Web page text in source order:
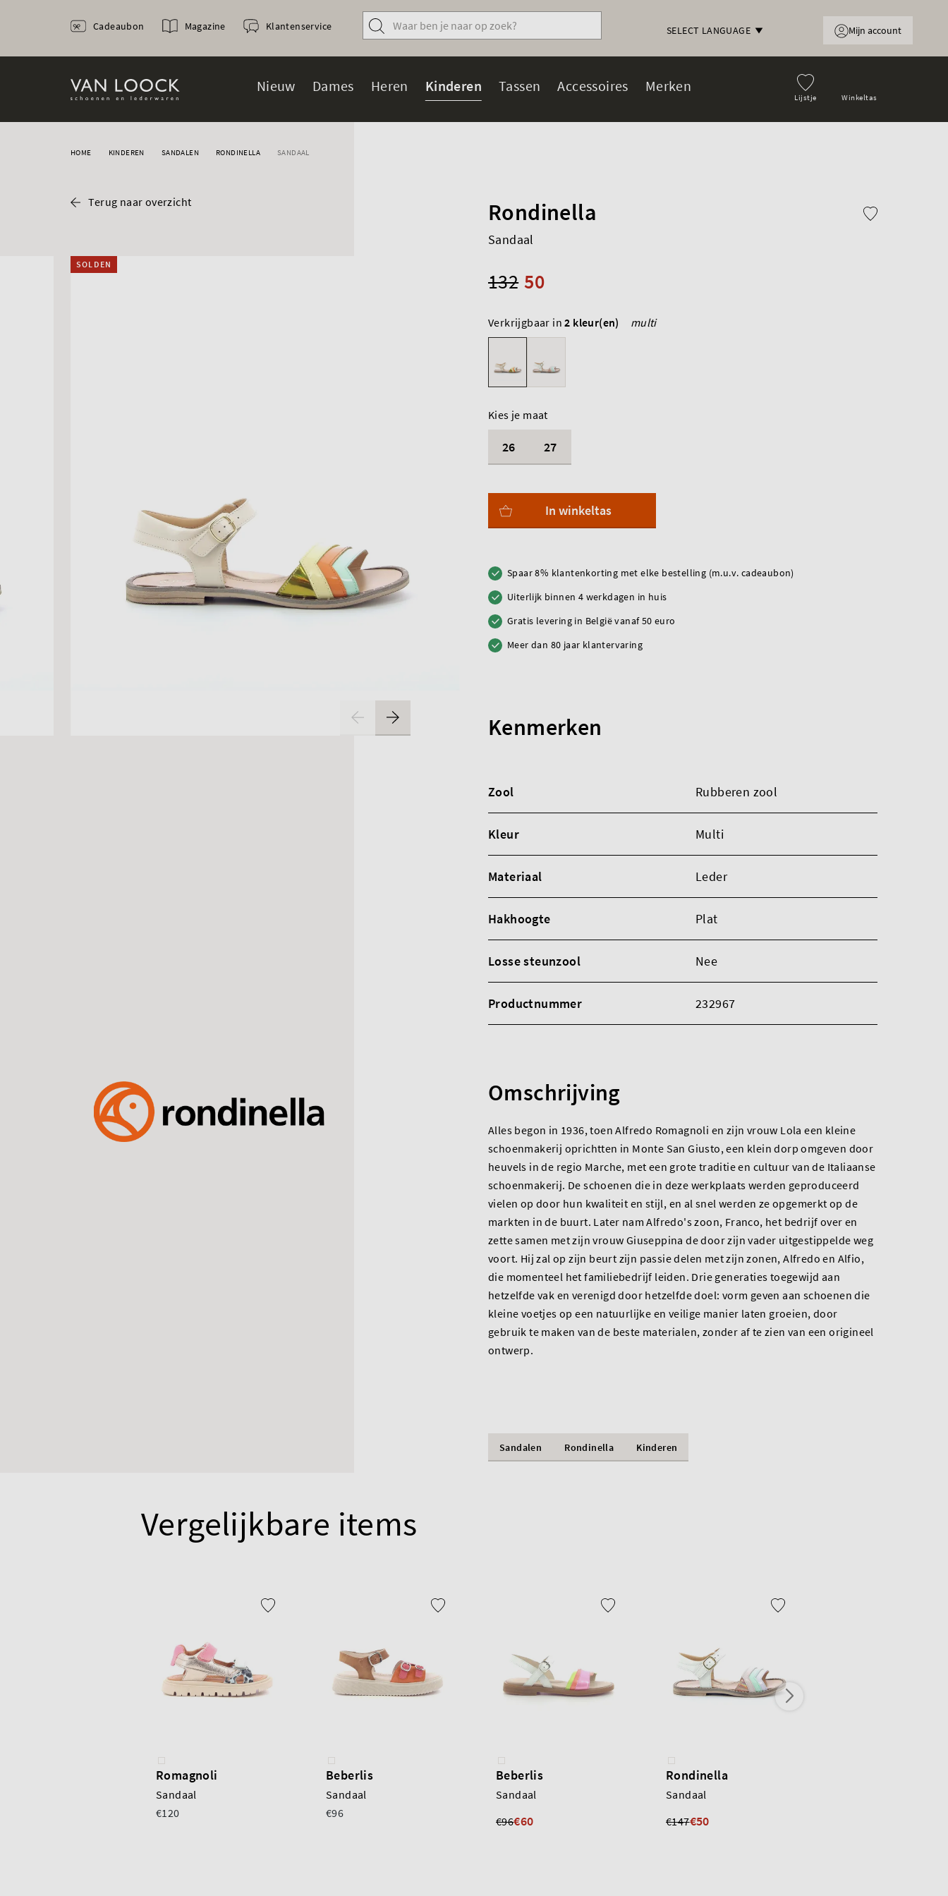
SELECT LANGUAGE
Lijstje Winkeltas
Nieuw Dames Heren Kinderen Tassen Accessoires Merken
Cadeaubon Magazine Klantenservice Mijn account
HOME KINDEREN SANDALEN RONDINELLA SANDAAL
Terug naar overzicht
SOLDEN
Rondinella
Sandaal
50
132
Verkrijgbaar in2 kleur(en) multi
Kies je maat
26 27
In winkeltas
Spaar 8% klantenkorting met elke bestelling (m.u.v. cadeaubon)
Uiterlijk binnen 4 werkdagen in huis
Gratis levering in België vanaf 50 euro
Meer dan 80 jaar klantervaring
Kenmerken
Zool Rubberen zool
Kleur Multi
Materiaal Leder
Hakhoogte Plat
Losse steunzool Nee
Productnummer 232967
Omschrijving
Alles begon in 1936, toen Alfredo Romagnoli en zijn vrouw Lola een kleine
schoenmakerij oprichtten in Monte San Giusto, een klein dorp omgeven door
heuvels in de regio Marche, met een grote traditie en cultuur van de Italiaanse
schoenmakerij. De schoenen die in deze werkplaats werden geproduceerd
vielen op door hun kwaliteit en stijl, en al snel werden ze opgemerkt op de
markten in de buurt. Later nam Alfredo's zoon, Franco, het bedrijf over en
zette samen met zijn vrouw Giuseppina de door zijn vader uitgestippelde weg
voort. Hij zal op zijn beurt zijn passie delen met zijn zonen, Alfredo en Alfio,
die momenteel het familiebedrijf leiden. Drie generaties toegewijd aan
hetzelfde vak en verenigd door hetzelfde doel: vorm geven aan schoenen die
kleine voetjes op een natuurlijke en veilige manier laten groeien, door
gebruik te maken van de beste materialen, zonder af te zien van een origineel
ontwerp.
Sandalen Rondinella Kinderen
Vergelijkbare items
Romagnoli
Sandaal
€120
Beberlis
Sandaal
€96
Beberlis
Sandaal
€96€60
Rondinella
Sandaal
€147€50